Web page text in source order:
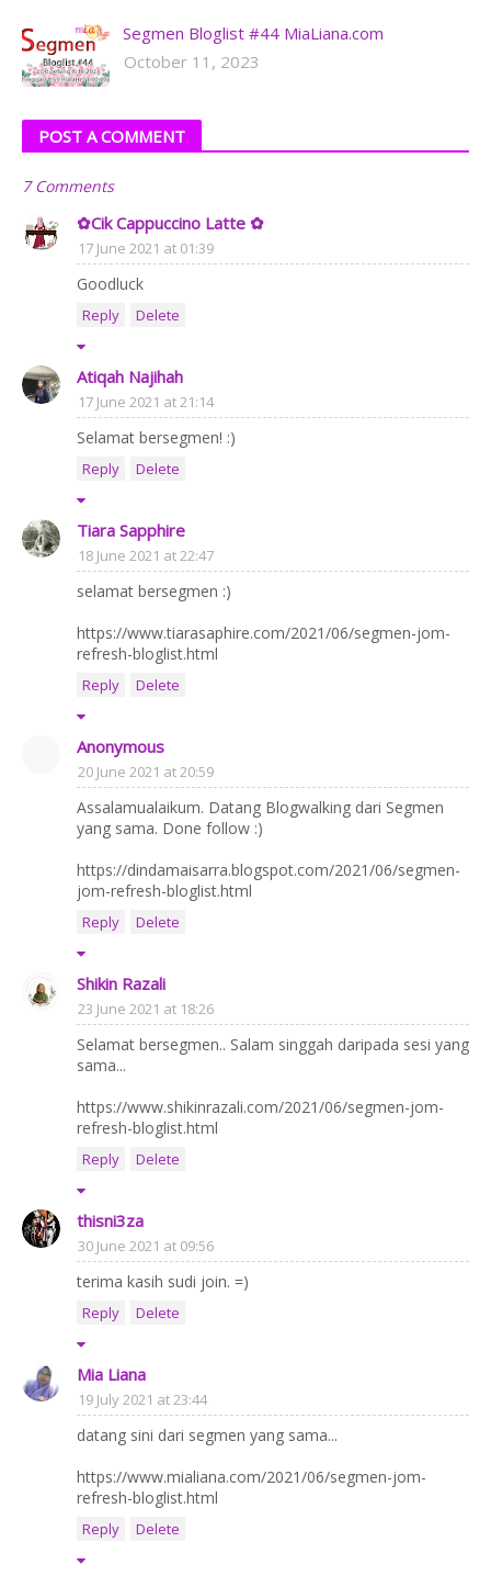
Segmen Bloglist #44 MiaLiana.com
October 11, 2023
POST A COMMENT
7 Comments
✿Cik Cappuccino Latte ✿
17 June 2021 at 01:39
Goodluck
Reply Delete
Atiqah Najihah
17 June 2021 at 21:14
Selamat bersegmen! :)
Reply Delete
Tiara Sapphire
18 June 2021 at 22:47
selamat bersegmen :)
https://www.tiarasaphire.com/2021/06/segmen-jom-
refresh-bloglist.html
Reply Delete
Anonymous
20 June 2021 at 20:59
Assalamualaikum. Datang Blogwalking dari Segmen
yang sama. Done follow :)
https://dindamaisarra.blogspot.com/2021/06/segmen-
jom-refresh-bloglist.html
Reply Delete
Shikin Razali
23 June 2021 at 18:26
Selamat bersegmen.. Salam singgah daripada sesi yang
sama...
https://www.shikinrazali.com/2021/06/segmen-jom-
refresh-bloglist.html
Reply Delete
thisni3za
30 June 2021 at 09:56
terima kasih sudi join. =)
Reply Delete
Mia Liana
19 July 2021 at 23:44
datang sini dari segmen yang sama...
https://www.mialiana.com/2021/06/segmen-jom-
refresh-bloglist.html
Reply Delete